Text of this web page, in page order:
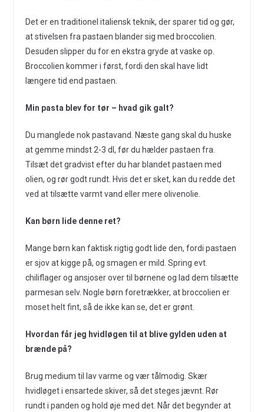
Det er en traditionel italiensk teknik, der sparer tid og gør,
at stivelsen fra pastaen blander sig med broccolien.
Desuden slipper du for en ekstra gryde at vaske op.
Broccolien kommer i først, fordi den skal have lidt
længere tid end pastaen.
Min pasta blev for tør – hvad gik galt?
Du manglede nok pastavand. Næste gang skal du huske
at gemme mindst 2-3 dl, før du hælder pastaen fra.
Tilsæt det gradvist efter du har blandet pastaen med
olien, og rør godt rundt. Hvis det er sket, kan du redde det
ved at tilsætte varmt vand eller mere olivenolie.
Kan børn lide denne ret?
Mange børn kan faktisk rigtig godt lide den, fordi pastaen
er sjov at kigge på, og smagen er mild. Spring evt.
chiliflager og ansjoser over til børnene og lad dem tilsætte
parmesan selv. Nogle børn foretrækker, at broccolien er
moset helt fint, så de ikke kan se, det er grønt.
Hvordan får jeg hvidløgen til at blive gylden uden at
brænde på?
Brug medium til lav varme og vær tålmodig. Skær
hvidløget i ensartede skiver, så det steges jævnt. Rør
rundt i panden og hold øje med det. Når det begynder at